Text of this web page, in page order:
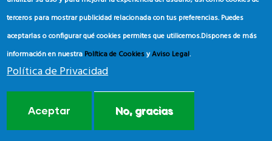
terceros para mostrar publicidad relacionada con tus preferencias. Puedes
aceptarlas o configurar qué cookies permites que utilicemos.Dispones de más
información en nuestra Política de CookiesyAviso Legal.
Política de Privacidad
Aceptar No, gracias